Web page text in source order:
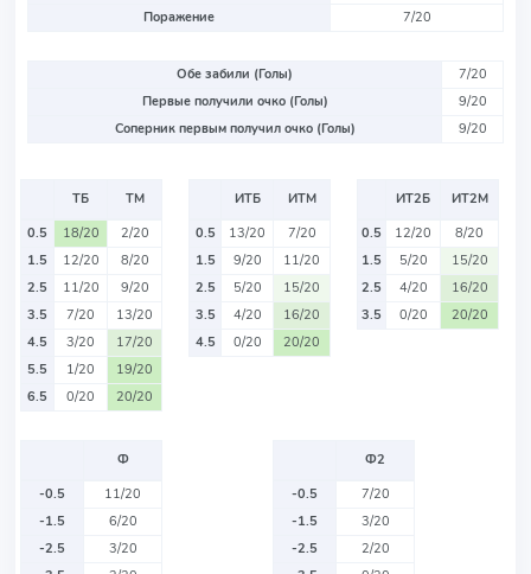
Поражение
7/20
Обе забили (Голы)
7/20
Первые получили очко (Голы)
9/20
Соперник первым получил очко (Голы)
9/20
ТБ
ТМ
0.5
18/20
2/20
1.5
12/20
8/20
2.5
11/20
9/20
3.5
7/20
13/20
4.5
3/20
17/20
5.5
1/20
19/20
6.5
0/20 20/20
ИТБ
ИТМ
0.5
13/20
7/20
1.5
9/20
11/20
2.5
5/20
15/20
3.5
4/20
16/20
4.5
0/20 20/20
ИТ2Б
ИТ2М
0.5
12/20
8/20
1.5
5/20
15/20
2.5
4/20
16/20
3.5
0/20 20/20
Ф
-0.5
11/20
-1.5
6/20
-2.5
3/20
Ф2
-0.5
7/20
-1.5
3/20
-2.5
2/20